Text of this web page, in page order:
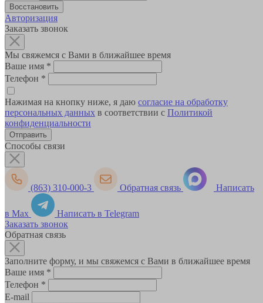
Авторизация
Заказать звонок
Мы свяжемся с Вами в ближайшее время
Ваше имя *
Телефон *
Нажимая на кнопку ниже, я даю согласие на обработку
персональных данных в соответствии с Политикой
конфиденциальности
Способы связи
(863) 310-000-3 Обратная связь Написать
в Max
Написать в Telegram
Заказать звонок
Обратная связь
Заполните форму, и мы свяжемся с Вами в ближайшее время
Ваше имя *
Телефон *
E-mail